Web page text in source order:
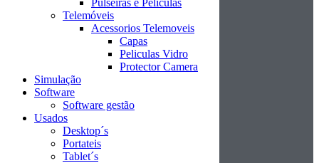
Pulseiras e Peliculas
Telemóveis
Acessorios Telemoveis
Capas
Peliculas Vidro
Protector Camera
Simulação
Software
Software gestão
Usados
Desktop´s
Portateis
Tablet´s